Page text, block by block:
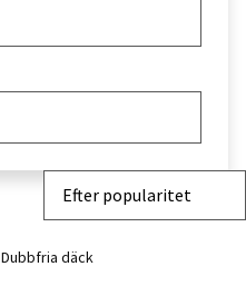
Dubbfria däck
Sortera efter
Efter popularitet